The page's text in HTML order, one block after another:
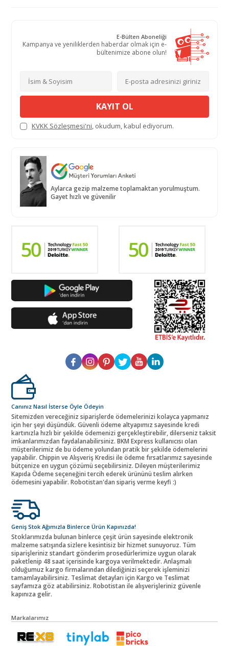
E-Bülten Aboneliği
Kampanya ve yeniliklerden haberdar olmak için e-
bültenimize abone olun!
KAYIT OL
KVKK Sözleşmesi'ni, okudum, kabul ediyorum.
Aylarca gezip malzeme toplamaktan yorulmuştum.
Gayet hızlı ve güvenilir
Canınız Nasıl İsterse Öyle Ödeyin
Sitemizden vereceğiniz siparişlerde ödemelerinizi kolayca yapmanız
için her şeyi düşündük. Güvenli ödeme altyapımız sayesinde kredi
kartınızla hızlı bir şekilde ödemenizi gerçekleştirebilir, dilerseniz taksit
imkanlarımızdan faydalanabilirsiniz. BKM Express kullanıcısı olan
müşterilerimiz de bu ödeme yolundan pratik bir şekilde ödemelerini
yapabilir. Chippin ve Alışveriş Kredisi ile ödeme fırsatlarımız sayesinde
bütçenize en uygun çözümü seçebilirsiniz. Dileyen müşterilerimiz
Kapıda Ödeme seçeneğini tercih ederek ürününü teslim alırken
ödemesini yapabilir. Robotistan'dan sipariş verme keyfi :)
Geniş Stok Ağımızla Binlerce Ürün Kapınızda!
Stoklarımızda bulunan binlerce çeşit ürün sayesinde elektronik
malzeme satışında sizlere kesintisiz bir hizmet sunuyoruz. Tüm
siparişleriniz standart gönderim prosedürlerimize uygun olarak
paketlenip 48 saat içerisinde kargoya verilmektedir. Anlaşmalı
olduğumuz kargo firmalarından dilediğinizi seçerek işleminizi
tamamlayabilirsiniz. Teslimat detayları için Kargo ve Teslimat
sayfamıza göz atabilirsiniz. Robotistan ile alışverişleriniz güvenle
kapınıza gelir.
Markalarımız